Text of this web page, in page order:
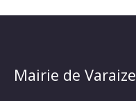
Mairie de Varaize